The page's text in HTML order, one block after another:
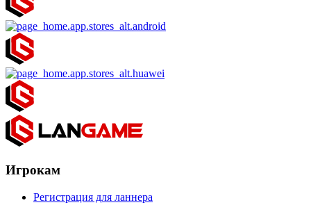
Игрокам
Регистрация для ланнера